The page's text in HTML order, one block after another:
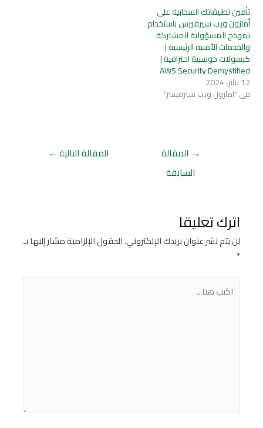
تأمين تطبيقاتك السحابية على
أمازون ويب سيرفيزس باستخدام
نموذج المسؤولية المشتركة
والخدمات الأمنية الرئيسية |
كبسولات حوسبية احترافية |
AWS Security Demystified
12 يناير، 2024
في "امازون ويب سيرفيسز"
→ المقالة
السابقة
المقالة التالية ←
اترك تعليقا
لن يتم نشر عنوان بريدك الإلكتروني.الحقول الإلزامية مشار إليها بـ
*